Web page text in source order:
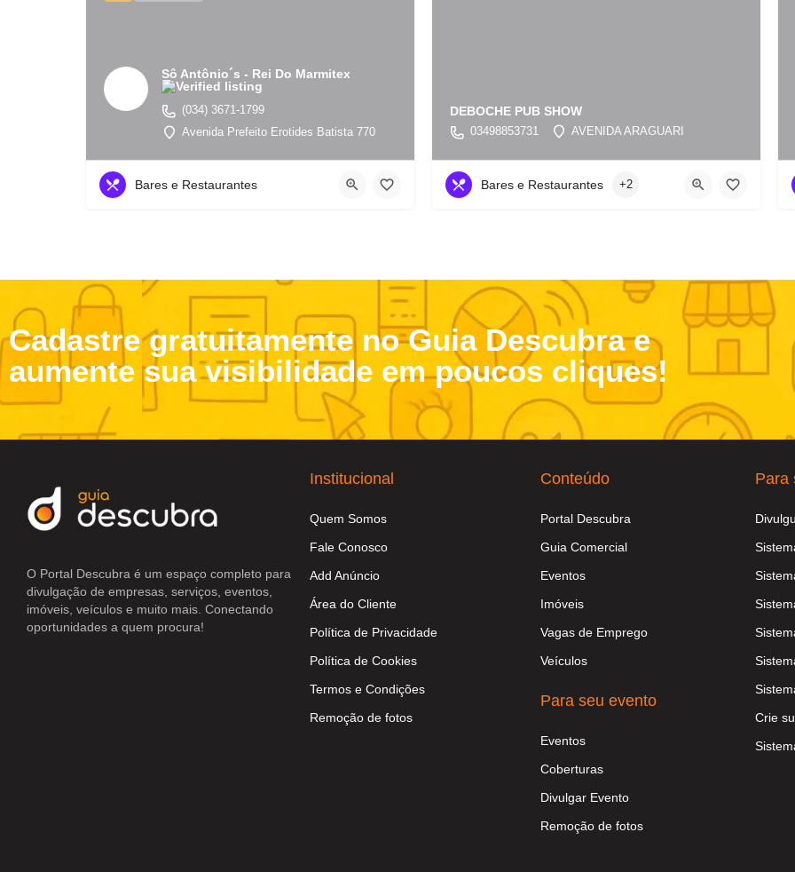
Sô Antônio´s - Rei Do Marmitex
(034) 3671-1799
Avenida Prefeito Erotides Batista 770
Bares e Restaurantes
DEBOCHE PUB SHOW
03498853731 AVENIDA ARAGUARI
Bares e Restaurantes +2
Cadastre gratuitamente no Guia Descubra e
aumente sua visibilidade em poucos cliques!
O Portal Descubra é um espaço completo para
divulgação de empresas, serviços, eventos,
imóveis, veículos e muito mais. Conectando
oportunidades a quem procura!
Institucional
Quem Somos
Fale Conosco
Add Anúncio
Área do Cliente
Política de Privacidade
Política de Cookies
Termos e Condições
Remoção de fotos
Conteúdo
Portal Descubra
Guia Comercial
Eventos
Imóveis
Vagas de Emprego
Veículos
Para seu evento
Eventos
Coberturas
Divulgar Evento
Remoção de fotos
Para
Crie